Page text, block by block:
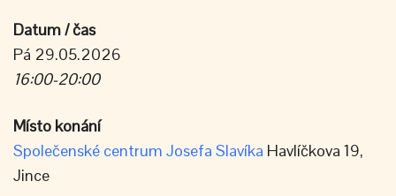
Datum / čas
Pá 29.05.2026
16:00-20:00
Místo konání
Společenské centrum Josefa Slavíka Havlíčkova 19,
Jince